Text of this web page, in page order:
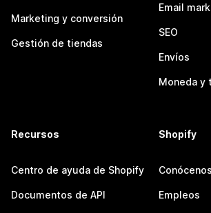
Marketing y conversión
Gestión de tiendas
Email
SEO
Envíos
Moneda y
Recursos
Centro de ayuda de Shopify
Documentos de API
Shopify
Conócenos
Empleos